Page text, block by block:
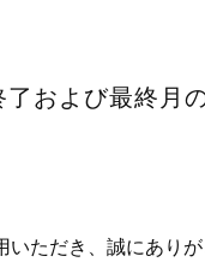
および最終月
ただき、誠にありが